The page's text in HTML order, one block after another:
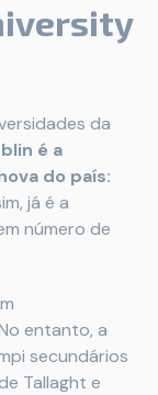
da
é a
do país:
já é a
número de
entanto, a
secundários
Tallaght e